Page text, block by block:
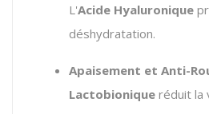
L'Acide Hyaluronique
déshydratation.
Apaisement et Anti-
Lactobionique réduit la